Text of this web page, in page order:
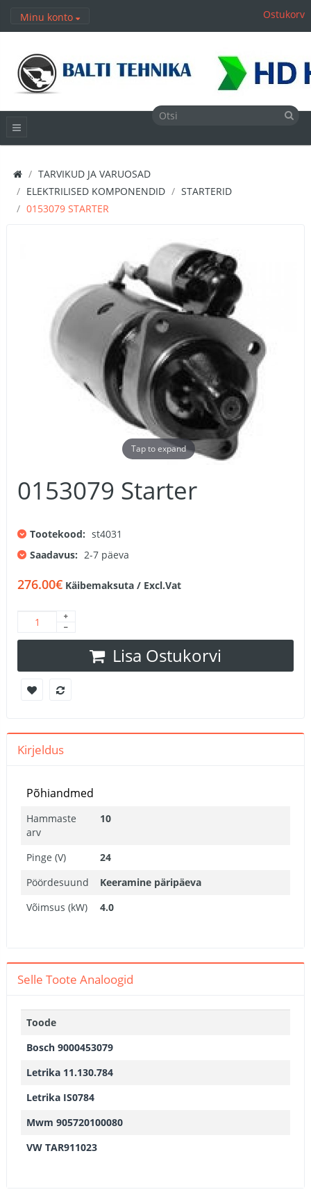
Minu konto Ostukorv
TARVIKUD JA VARUOSAD
ELEKTRILISED KOMPONENDID
STARTERID
0153079 STARTER
Tap to expand
0153079 Starter
Tootekood: st4031
Saadavus: 2-7 päeva
276.00€ Käibemaksuta / Excl.Vat
Lisa Ostukorvi
Kirjeldus
Põhiandmed
Hammaste
arv
10
Pinge (V)
24
Pöördesuund
Keeramine päripäeva
Võimsus (kW)
4.0
Selle Toote Analoogid
Toode
Bosch 9000453079
Letrika 11.130.784
Letrika IS0784
Mwm 905720100080
VW TAR911023